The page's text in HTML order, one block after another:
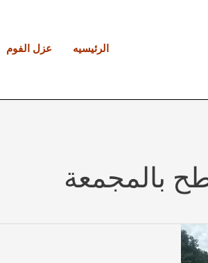
الرئيسيه عزل الفوم
بالمجمعة